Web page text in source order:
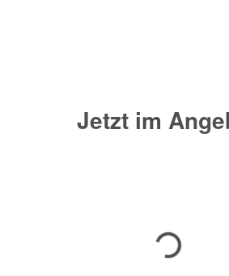
Jetzt im